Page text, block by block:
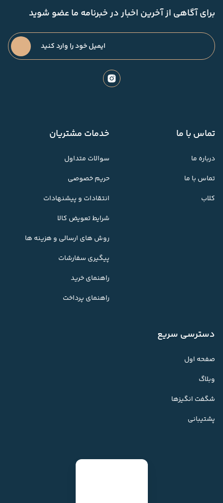
برای آگاهی از آخرین اخبار در خبرنامه ما عضو شوید
تماس با ما
درباره ما
تماس با ما
کلاب
خدمات مشتریان
سوالات متداول
حریم خصوصی
انتقادات و پیشنهادات
شرایط تعویض کالا
روش های ارسالی و هزینه ها
پیگیری سفارشات
راهنمای خرید
راهنمای پرداخت
دسترسی سریع
صفحه اول
وبلاگ
شگفت انگیزها
پشتیبانی